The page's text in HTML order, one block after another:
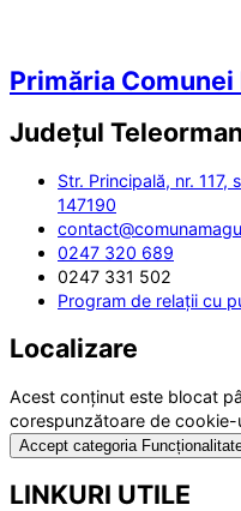
Primăria
Județul Teleorman
Str. Principală, nr. 117,
147190
0247 320 689
0247 331 502
Program de relații cu
Localizare
Acest conținut este blocat
corespunzătoare de cookie-
Accept categoria
LINKURI UTILE